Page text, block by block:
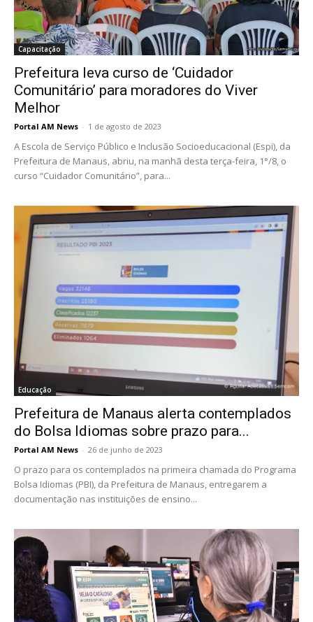
Capacitação
Prefeitura leva curso de ‘Cuidador
Comunitário’ para moradores do Viver
Melhor
Portal AM News - 1 de agosto de 2023
A Escola de Serviço Público e Inclusão Socioeducacional (Espi), da
Prefeitura de Manaus, abriu, na manhã desta terça-feira, 1°/8, o
curso “Cuidador Comunitário”, para...
Educação
Prefeitura de Manaus alerta contemplados
do Bolsa Idiomas sobre prazo para...
Portal AM News - 26 de junho de 2023
O prazo para os contemplados na primeira chamada do Programa
Bolsa Idiomas (PBI), da Prefeitura de Manaus, entregarem a
documentação nas instituições de ensino...